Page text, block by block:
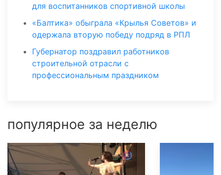
для воспитанников спортивной школы
«Балтика» обыграла «Крылья Советов» и
одержала вторую победу подряд в РПЛ
Губернатор поздравил работников
строительной отрасли с
профессиональным праздником
популярное за неделю